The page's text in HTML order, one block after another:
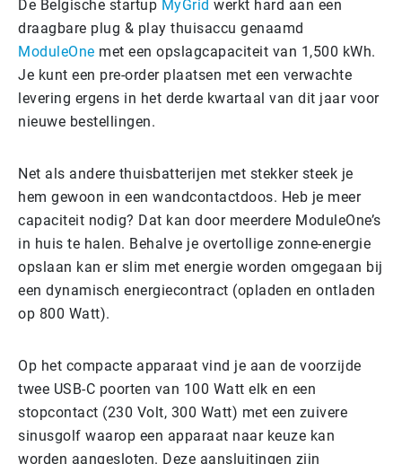
De Belgische startup MyGrid werkt hard aan een
draagbare plug & play thuisaccu genaamd
ModuleOne met een opslagcapaciteit van 1,500 kWh.
Je kunt een pre-order plaatsen met een verwachte
levering ergens in het derde kwartaal van dit jaar voor
nieuwe bestellingen.
Net als andere thuisbatterijen met stekker steek je
hem gewoon in een wandcontactdoos. Heb je meer
capaciteit nodig? Dat kan door meerdere ModuleOne’s
in huis te halen. Behalve je overtollige zonne-energie
opslaan kan er slim met energie worden omgegaan bij
een dynamisch energiecontract (opladen en ontladen
op 800 Watt).
Op het compacte apparaat vind je aan de voorzijde
twee USB-C poorten van 100 Watt elk en een
stopcontact (230 Volt, 300 Watt) met een zuivere
sinusgolf waarop een apparaat naar keuze kan
worden aangesloten. Deze aansluitingen zijn